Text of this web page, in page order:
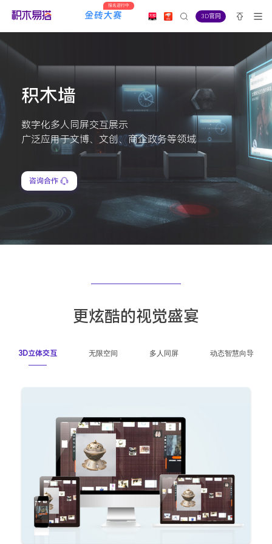
报名进行中
3D官网
积木墙
数字化多人同屏交互展示
广泛应用于文博、文创、商企政务等领域
咨询合作
更炫酷的视觉盛宴
3D立体交互 无限空间 多人同屏 动态智慧向导